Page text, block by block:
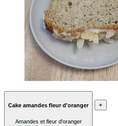
Cake amandes fleur d'oranger
Amandes et fleur d'oranger
+